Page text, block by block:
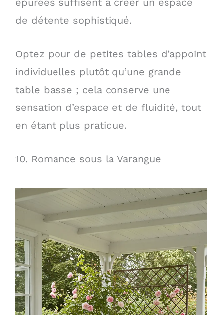
épurées suffisent à créer un espace
de détente sophistiqué.
Optez pour de petites tables d’appoint
individuelles plutôt qu’une grande
table basse ; cela conserve une
sensation d’espace et de fluidité, tout
en étant plus pratique.
10. Romance sous la Varangue